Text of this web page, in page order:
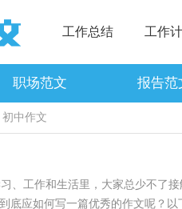
工作总结 工作
职场范文 报告范
初中作文
工作和生活里，大家总少不了
底应如何写一篇优秀的作文呢？以